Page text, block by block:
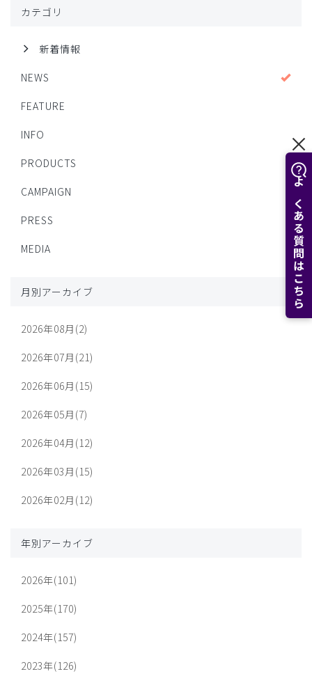
よくある質問はこちら
カテゴリ
新着情報
NEWS
FEATURE
INFO
PRODUCTS
CAMPAIGN
PRESS
MEDIA
月別アーカイブ
2026年08月(2)
2026年07月(21)
2026年06月(15)
2026年05月(7)
2026年04月(12)
2026年03月(15)
2026年02月(12)
年別アーカイブ
2026年(101)
2025年(170)
2024年(157)
2023年(126)